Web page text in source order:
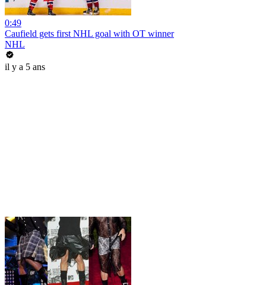
0:49
Caufield gets first NHL goal with OT winner
NHL
il y a 5 ans